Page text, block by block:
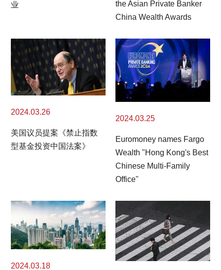
业
the Asian Private Banker
China Wealth Awards
2024.03.26
美国议员提案《禁止指数
型基金投资中国法案》
2024.03.25
Euromoney names Fargo
Wealth "Hong Kong's Best
Chinese Multi-Family
Office"
2024.03.18